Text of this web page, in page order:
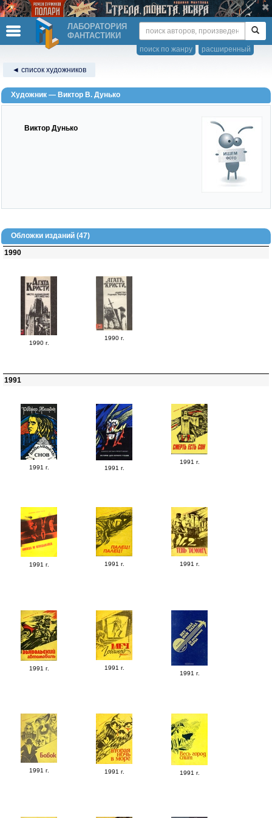
ЛАБОРАТОРИЯ
ФАНТАСТИКИ
расширенный
поиск по жанру
◄ список художников
Художник — Виктор В. Дунько
Виктор Дунько
Обложки изданий (47)
1990
1990 г.
1990 г.
1991
1991 г. 1991 г.
1991 г.
1991 г. 1991 г. 1991 г.
1991 г.
1991 г.
1991 г.
1991 г. 1991 г. 1991 г.